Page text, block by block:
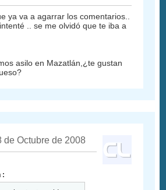
ya va a agarrar los comentarios..
.. se me olvidó que te iba a
asilo en Mazatlán,¿te gustan
de Octubre de 2008
: